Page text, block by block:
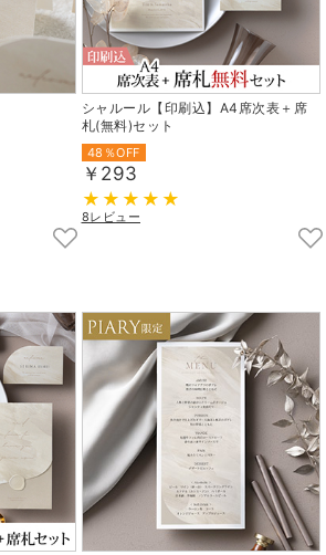
シャルール【印刷込】A4席次表＋席
札(無料)セット
48％OFF
￥293
8レビュー